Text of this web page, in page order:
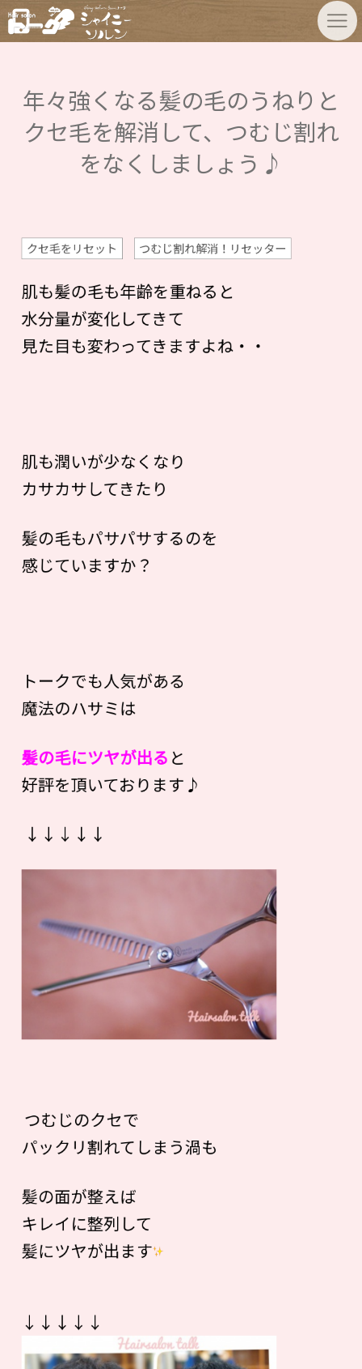
年々強くなる髪の毛のうねりと
クセ毛を解消して、つむじ割れ
をなくしましょう♪
クセ毛をリセット つむじ割れ解消！リセッター
肌も髪の毛も年齢を重ねると
水分量が変化してきて
見た目も変わってきますよね・・
肌も潤いが少なくなり
カサカサしてきたり
髪の毛もパサパサするのを
感じていますか？
トークでも人気がある
魔法のハサミは
髪の毛にツヤが出る と
好評を頂いております♪
↓↓↓↓↓
つむじのクセで
パックリ割れてしまう渦も
髪の面が整えば
キレイに整列して
髪にツヤが出ます
↓↓↓↓↓